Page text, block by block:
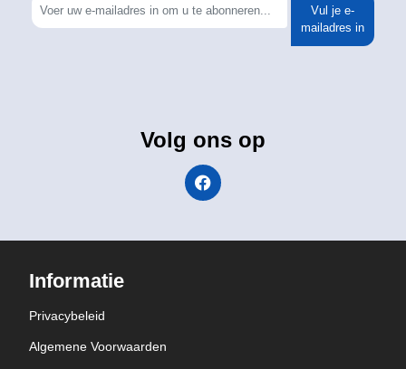
Vul je e-
mailadres in
Volg ons op
Informatie
Privacybeleid
Algemene Voorwaarden